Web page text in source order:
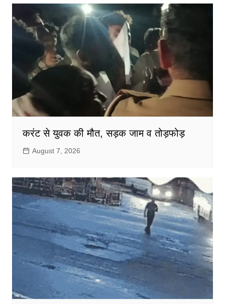
करंट से युवक की मौत, सड़क जाम व तोड़फोड़
August 7, 2026